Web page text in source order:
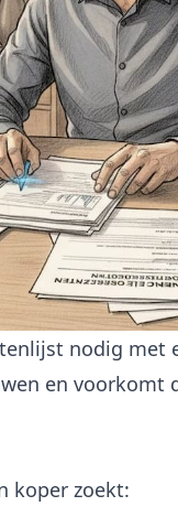
nodig met
en voorkomt
koper zoekt: